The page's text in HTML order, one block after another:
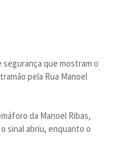
segurança que mostram o
pela Rua Manoel
da Manoel Ribas,
sinal abriu, enquanto o